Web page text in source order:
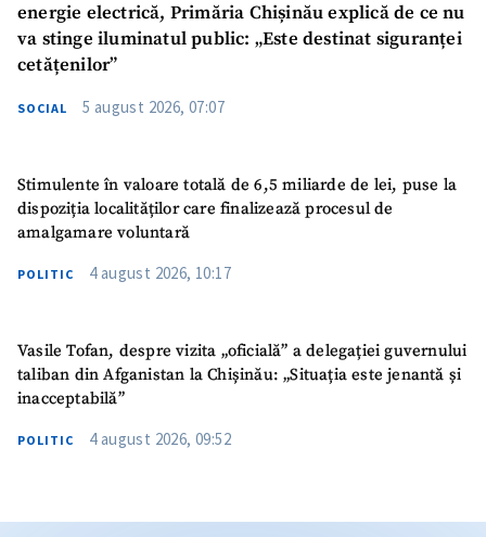
energie electrică, Primăria Chișinău explică de ce nu
va stinge iluminatul public: „Este destinat siguranței
cetățenilor”
SOCIAL 5 august 2026, 07:07
Stimulente în valoare totală de 6,5 miliarde de lei, puse la
dispoziția localităților care finalizează procesul de
amalgamare voluntară
POLITIC 4 august 2026, 10:17
Vasile Tofan, despre vizita „oficială” a delegației guvernului
taliban din Afganistan la Chișinău: „Situația este jenantă și
inacceptabilă”
POLITIC 4 august 2026, 09:52